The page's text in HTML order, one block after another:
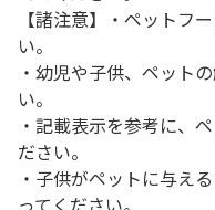
【諸注意】・ペットフ
い。
・幼児や子供、ペット
い。
・記載表示を参考に、
ださい。
・子供がペットに与え
ってください。